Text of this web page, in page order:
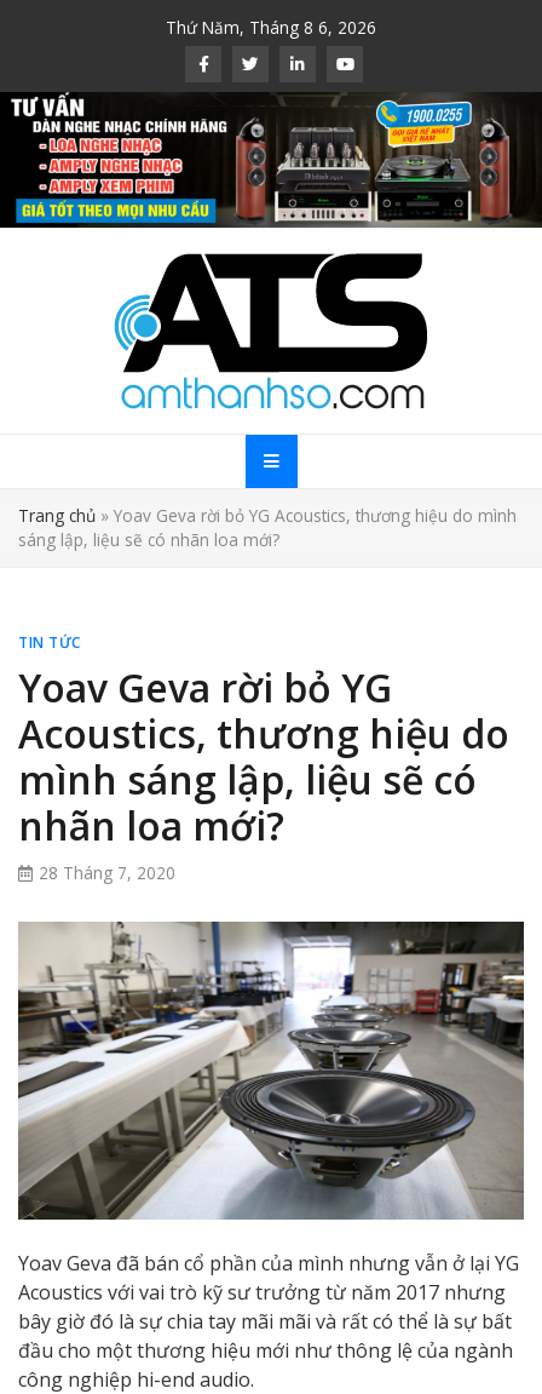
Thứ Năm, Tháng 8 6, 2026
Trang chủ » Yoav Geva rời bỏ YG Acoustics, thương hiệu do mình
sáng lập, liệu sẽ có nhãn loa mới?
TIN TỨC
Yoav Geva rời bỏ YG
Acoustics, thương hiệu do
mình sáng lập, liệu sẽ có
nhãn loa mới?
28 Tháng 7, 2020
Yoav Geva đã bán cổ phần của mình nhưng vẫn ở lại YG
Acoustics với vai trò kỹ sư trưởng từ năm 2017 nhưng
bây giờ đó là sự chia tay mãi mãi và rất có thể là sự bất
đầu cho một thương hiệu mới như thông lệ của ngành
công nghiệp hi-end audio.